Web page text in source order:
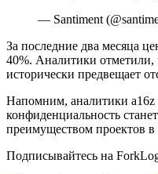
— Santiment
За последние два месяца
40%. Аналитики отметили,
исторически предвещает
Напомним, аналитики a16z
конфиденциальность
преимуществом проектов в
Подписывайтесь на